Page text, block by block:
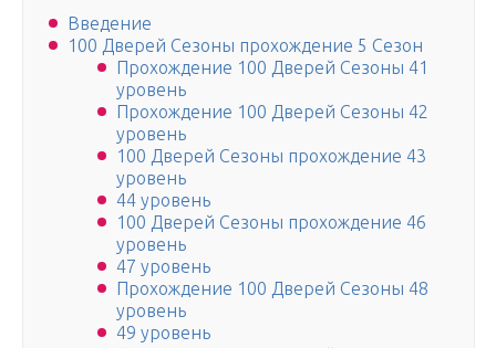
Введение
100 Дверей Сезоны прохождение 5 Сезон
Прохождение 100 Дверей Сезоны 41
уровень
Прохождение 100 Дверей Сезоны 42
уровень
100 Дверей Сезоны прохождение 43
уровень
44 уровень
100 Дверей Сезоны прохождение 46
уровень
47 уровень
Прохождение 100 Дверей Сезоны 48
уровень
49 уровень